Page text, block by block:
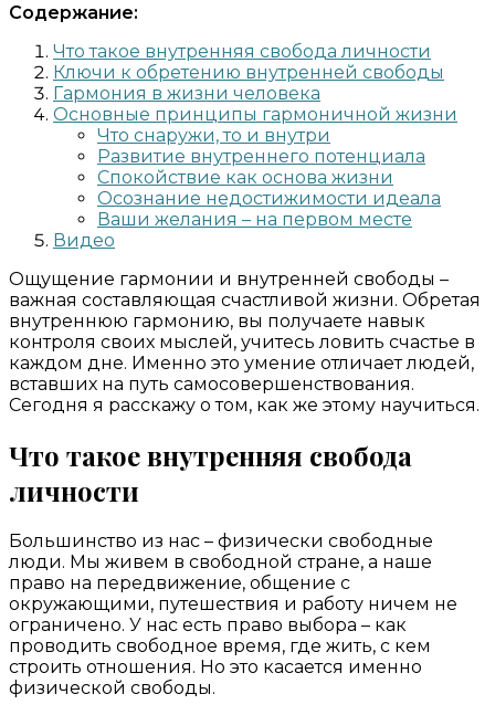
Содержание:
Что такое внутренняя свобода личности
Ключи к обретению внутренней свободы
Гармония в жизни человека
Основные принципы гармоничной жизни
Что снаружи, то и внутри
Развитие внутреннего потенциала
Спокойствие как основа жизни
Осознание недостижимости идеала
Ваши желания – на первом месте
Видео
Ощущение гармонии и внутренней свободы –
важная составляющая счастливой жизни. Обретая
внутреннюю гармонию, вы получаете навык
контроля своих мыслей, учитесь ловить счастье в
каждом дне. Именно это умение отличает людей,
вставших на путь самосовершенствования.
Сегодня я расскажу о том, как же этому научиться.
Что такое внутренняя свобода
личности
Большинство из нас – физически свободные
люди. Мы живем в свободной стране, а наше
право на передвижение, общение с
окружающими, путешествия и работу ничем не
ограничено. У нас есть право выбора – как
проводить свободное время, где жить, с кем
строить отношения. Но это касается именно
физической свободы.